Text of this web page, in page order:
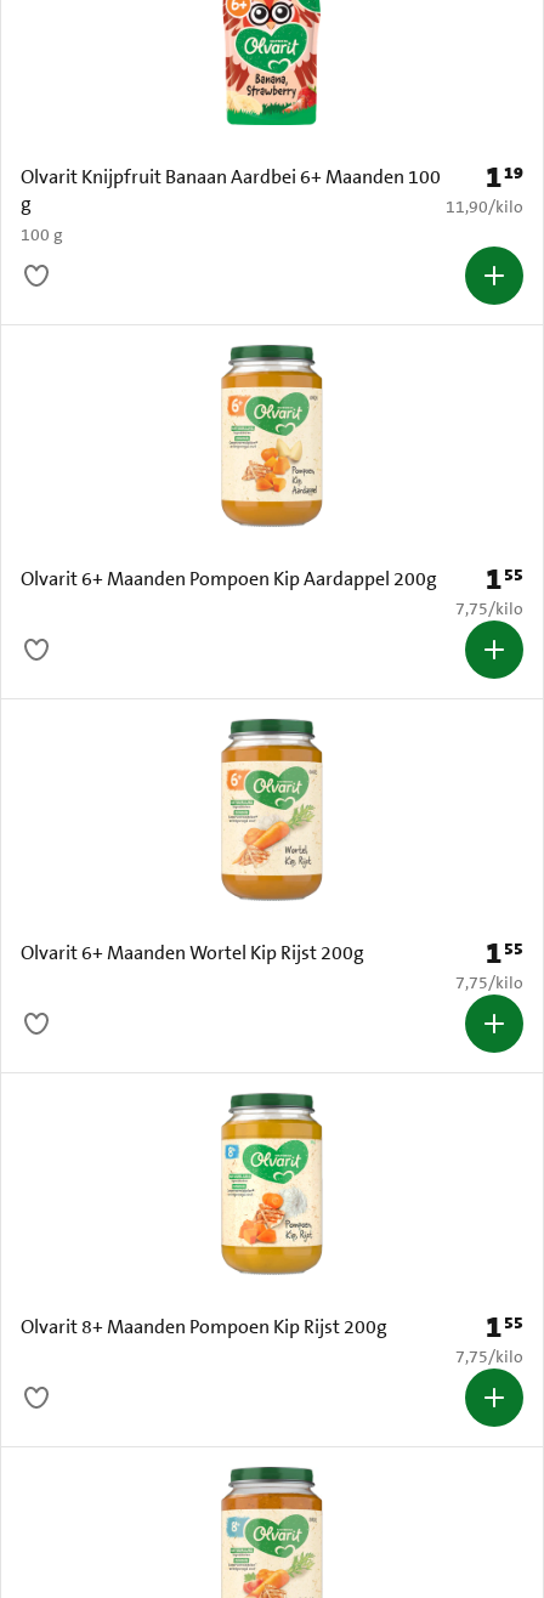
Olvarit Knijpfruit Banaan Aardbei 6+ Maanden 100
g
100 g
Prijs:
119
€ 11,90 per
11,90/kilo
Olvarit 6+ Maanden Pompoen Kip Aardappel 200g Prijs:
155
€ 7,75 per
7,75/kilo
Olvarit 6+ Maanden Wortel Kip Rijst 200g Prijs:
155
€ 7,75 per
7,75/kilo
Olvarit 8+ Maanden Pompoen Kip Rijst 200g Prijs:
155
€ 7,75 per
7,75/kilo